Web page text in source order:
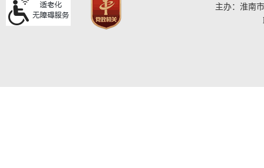
主办：淮南